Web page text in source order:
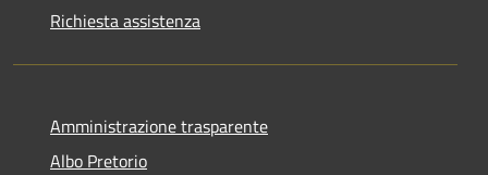
Richiesta assistenza
Amministrazione trasparente
Albo Pretorio